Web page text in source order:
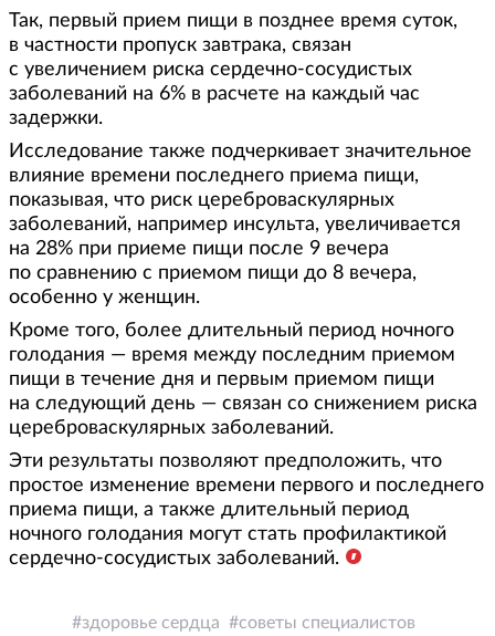
Так, первый прием пищи в позднее время суток,
в частности пропуск завтрака, связан
с увеличением риска сердечно-сосудистых
заболеваний на 6% в расчете на каждый час
задержки.
Исследование также подчеркивает значительное
влияние времени последнего приема пищи,
показывая, что риск цереброваскулярных
заболеваний, например инсульта, увеличивается
на 28% при приеме пищи после 9 вечера
по сравнению с приемом пищи до 8 вечера,
особенно у женщин.
Кроме того, более длительный период ночного
голодания — время между последним приемом
пищи в течение дня и первым приемом пищи
на следующий день — связан со снижением риска
цереброваскулярных заболеваний.
Эти результаты позволяют предположить, что
простое изменение времени первого и последнего
приема пищи, а также длительный период
ночного голодания могут стать профилактикой
сердечно-сосудистых заболеваний.
здоровье сердца
советы специалистов